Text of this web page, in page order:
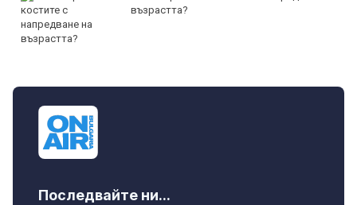
възрастта?
Последвайте ни...